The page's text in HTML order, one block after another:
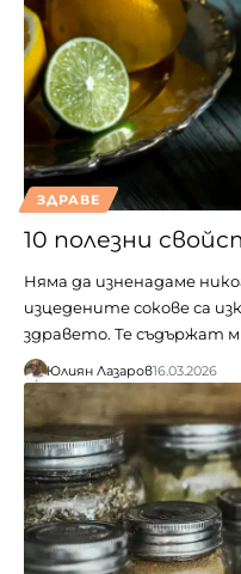
ЗДРАВЕ
10 полезни
Няма да изненадаме
изцедените сокове са
здравето. Те съдържат
Юлиян Лазаров16.03.2026